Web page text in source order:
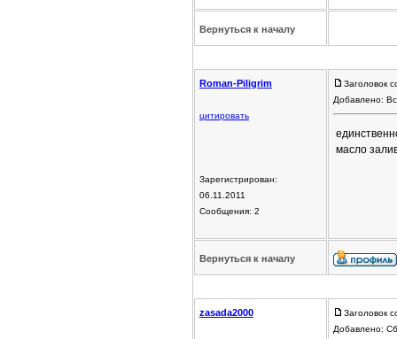
Вернуться к началу
Roman-Piligrim
цитировать
Зарегистрирован:
06.11.2011
Сообщения: 2
Заголовок
Добавлено:
масло
Вернуться к началу
zasada2000
Заголовок
Добавлено: